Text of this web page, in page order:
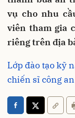
vụ cho nhu
viên tham gia
riêng trên địa
Lớp đào tạo kỹ
chiến sĩ công